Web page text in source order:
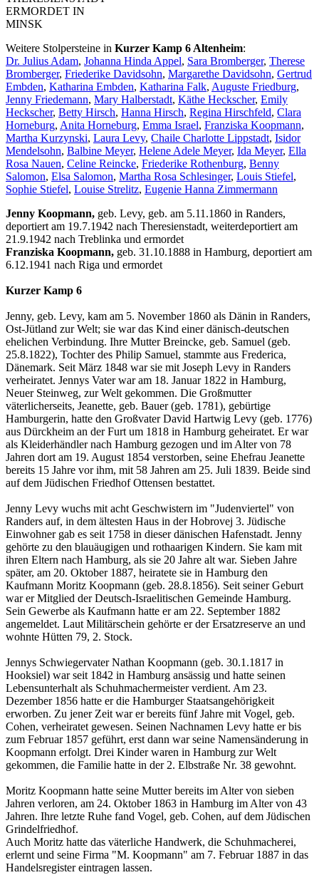
ERMORDET IN
MINSK
Weitere Stolpersteine in Kurzer Kamp 6 Altenheim:
Dr. Julius Adam, Johanna Hinda Appel, Sara Bromberger, Therese
Bromberger, Friederike Davidsohn, Margarethe Davidsohn, Gertrud
Embden, Katharina Embden, Katharina Falk, Auguste Friedburg,
Jenny Friedemann, Mary Halberstadt, Käthe Heckscher, Emily
Heckscher, Betty Hirsch, Hanna Hirsch, Regina Hirschfeld, Clara
Horneburg, Anita Horneburg, Emma Israel, Franziska Koopmann,
Martha Kurzynski, Laura Levy, Chaile Charlotte Lippstadt, Isidor
Mendelsohn, Balbine Meyer, Helene Adele Meyer, Ida Meyer, Ella
Rosa Nauen, Celine Reincke, Friederike Rothenburg, Benny
Salomon, Elsa Salomon, Martha Rosa Schlesinger, Louis Stiefel,
Sophie Stiefel, Louise Strelitz, Eugenie Hanna Zimmermann
Jenny Koopmann, geb. Levy, geb. am 5.11.1860 in Randers,
deportiert am 19.7.1942 nach Theresienstadt, weiterdeportiert am
21.9.1942 nach Treblinka und ermordet
Franziska Koopmann, geb. 31.10.1888 in Hamburg, deportiert am
6.12.1941 nach Riga und ermordet
Kurzer Kamp 6
Jenny, geb. Levy, kam am 5. November 1860 als Dänin in Randers,
Ost-Jütland zur Welt; sie war das Kind einer dänisch-deutschen
ehelichen Verbindung. Ihre Mutter Breincke, geb. Samuel (geb.
25.8.1822), Tochter des Philip Samuel, stammte aus Frederica,
Dänemark. Seit März 1848 war sie mit Joseph Levy in Randers
verheiratet. Jennys Vater war am 18. Januar 1822 in Hamburg,
Neuer Steinweg, zur Welt gekommen. Die Großmutter
väterlicherseits, Jeanette, geb. Bauer (geb. 1781), gebürtige
Hamburgerin, hatte den Großvater David Hartwig Levy (geb. 1776)
aus Dürckheim an der Furt um 1818 in Hamburg geheiratet. Er war
als Kleiderhändler nach Hamburg gezogen und im Alter von 78
Jahren dort am 19. August 1854 verstorben, seine Ehefrau Jeanette
bereits 15 Jahre vor ihm, mit 58 Jahren am 25. Juli 1839. Beide sind
auf dem Jüdischen Friedhof Ottensen bestattet.
Jenny Levy wuchs mit acht Geschwistern im "Judenviertel" von
Randers auf, in dem ältesten Haus in der Hobrovej 3. Jüdische
Einwohner gab es seit 1758 in dieser dänischen Hafenstadt. Jenny
gehörte zu den blauäugigen und rothaarigen Kindern. Sie kam mit
ihren Eltern nach Hamburg, als sie 20 Jahre alt war. Sieben Jahre
später, am 20. Oktober 1887, heiratete sie in Hamburg den
Kaufmann Moritz Koopmann (geb. 28.8.1856). Seit seiner Geburt
war er Mitglied der Deutsch-Israelitischen Gemeinde Hamburg.
Sein Gewerbe als Kaufmann hatte er am 22. September 1882
angemeldet. Laut Militärschein gehörte er der Ersatzreserve an und
wohnte Hütten 79, 2. Stock.
Jennys Schwiegervater Nathan Koopmann (geb. 30.1.1817 in
Hooksiel) war seit 1842 in Hamburg ansässig und hatte seinen
Lebensunterhalt als Schuhmachermeister verdient. Am 23.
Dezember 1856 hatte er die Hamburger Staatsangehörigkeit
erworben. Zu jener Zeit war er bereits fünf Jahre mit Vogel, geb.
Cohen, verheiratet gewesen. Seinen Nachnamen Levy hatte er bis
zum Februar 1857 geführt, erst dann war seine Namensänderung in
Koopmann erfolgt. Drei Kinder waren in Hamburg zur Welt
gekommen, die Familie hatte in der 2. Elbstraße Nr. 38 gewohnt.
Moritz Koopmann hatte seine Mutter bereits im Alter von sieben
Jahren verloren, am 24. Oktober 1863 in Hamburg im Alter von 43
Jahren. Ihre letzte Ruhe fand Vogel, geb. Cohen, auf dem Jüdischen
Grindelfriedhof.
Auch Moritz hatte das väterliche Handwerk, die Schuhmacherei,
erlernt und seine Firma "M. Koopmann" am 7. Februar 1887 in das
Handelsregister eintragen lassen.